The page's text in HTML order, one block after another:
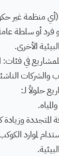
منظمة غير
فرد أو سلطة
الأخرى.
في فئات:
والشركات
حلولاً لـ:
وزيادة
لموارد